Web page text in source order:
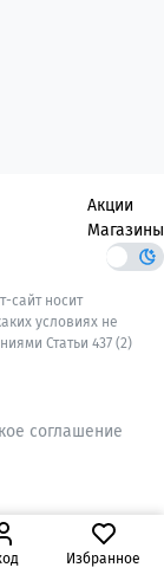
Избранное
Акции
Магазины
сайт носит
условиях не
Статьи 437 (2)
соглашение